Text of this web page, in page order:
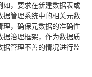
如，要求在新建数据表或
据管理系统中的相关元数
理，确保元数据的准确性
据治理框架，作为数据质
据管理不善的情况进行监